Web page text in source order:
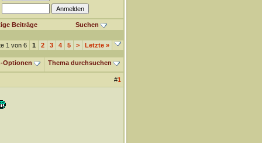
Beiträge Suchen
1 von 6 1 2 3 4 5 > Letzte »
Optionen Thema durchsuchen
#1